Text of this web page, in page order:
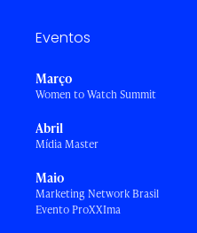
Eventos
Março
Women to Watch Summit
Abril
Mídia Master
Maio
Marketing Network Brasil
Evento ProXXIma